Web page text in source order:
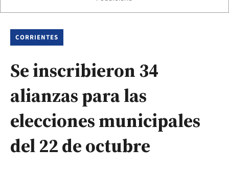
CORRIENTES
Se inscribieron 34
alianzas para las
elecciones municipales
del 22 de octubre